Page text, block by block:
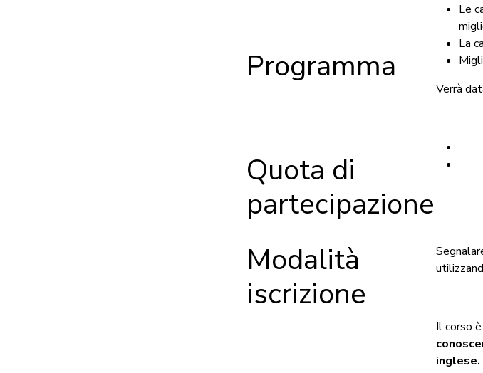
Programma
Le
La
Verrà
Quota di
partecipazione
€
€
Modalità
iscrizione
Il corso
inglese.